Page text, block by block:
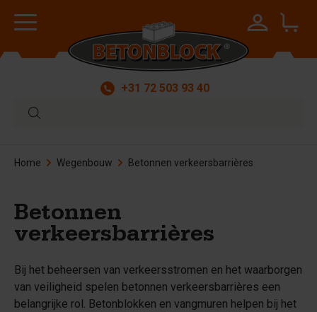
+31 72 503 93 40
Home Wegenbouw Betonnen verkeersbarrières
Betonnen
verkeersbarrières
Bij het beheersen van verkeersstromen en het waarborgen
van veiligheid spelen betonnen verkeersbarrières een
belangrijke rol. Betonblokken en vangmuren helpen bij het